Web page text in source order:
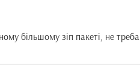
більшому зіп пакеті, не треба